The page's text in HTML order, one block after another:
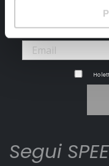
Ho
Segui